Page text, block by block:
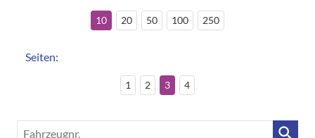
10 20 50 100 250
Seiten:
1 2 3 4
Fahrzeugnr.